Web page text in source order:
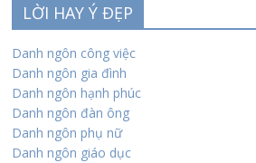
LỜI HAY Ý ĐẸP
Danh ngôn công việc
Danh ngôn gia đình
Danh ngôn hạnh phúc
Danh ngôn đàn ông
Danh ngôn phụ nữ
Danh ngôn giáo dục